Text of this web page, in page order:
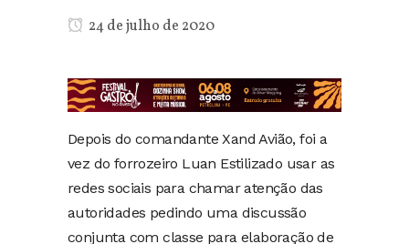
24 de julho de 2020
Depois do comandante Xand Avião, foi a
vez do forrozeiro Luan Estilizado usar as
redes sociais para chamar atenção das
autoridades pedindo uma discussão
conjunta com classe para elaboração de